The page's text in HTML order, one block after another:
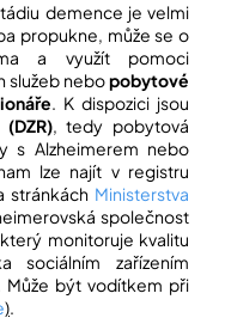
demence je velmi
propukne, může se o
a využít pomoci
služeb nebopobytové
. K dispozici jsou
, tedy pobytová
s Alzheimerem nebo
lze najít v registru
stránkách Ministerstva
společnost
monitoruje kvalitu
sociálním zařízením
být vodítkem při
).